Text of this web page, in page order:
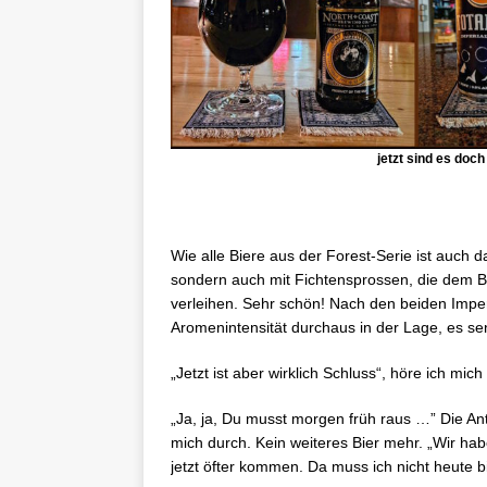
jetzt sind es
Wie alle Biere aus der Forest-Serie ist auch
sondern auch mit Fichtensprossen, die dem
verleihen. Sehr schön! Nach den beiden
Aromenintensität durchaus in der Lage, es
„Jetzt ist aber wirklich Schluss“, höre ich
„Ja, ja, Du musst morgen früh raus …” Die
mich durch. Kein weiteres Bier mehr. „Wir
jetzt öfter kommen. Da muss ich nicht heute